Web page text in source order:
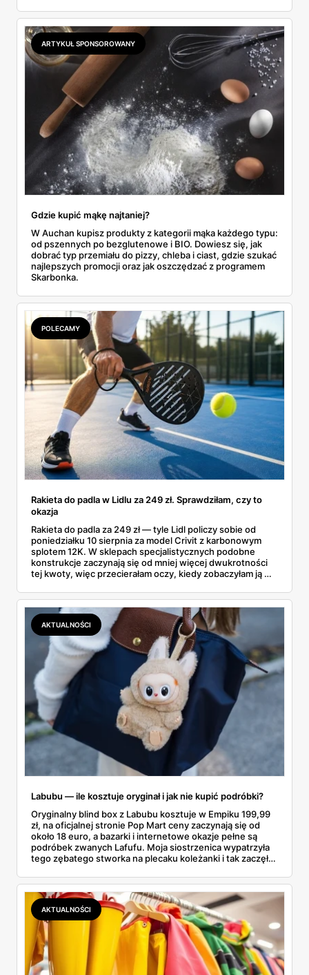
2,99 zł za kilogram, ale wyłącznie w sobotę z aplikacją. Aldi
odpowiada masłem za 2,99 zł. Werdykt w skrócie:
najwięcej wyciśniesz z Biedronki, po świeże warzywa jedź
do Aldi.
ARTYKUŁ SPONSOROWANY
Gdzie kupić mąkę najtaniej?
W Auchan kupisz produkty z kategorii mąka każdego typu:
od pszennych po bezglutenowe i BIO. Dowiesz się, jak
dobrać typ przemiału do pizzy, chleba i ciast, gdzie szukać
najlepszych promocji oraz jak oszczędzać z programem
Skarbonka.
POLECAMY
Rakieta do padla w Lidlu za 249 zł. Sprawdziłam, czy to
okazja
Rakieta do padla za 249 zł — tyle Lidl policzy sobie od
poniedziałku 10 sierpnia za model Crivit z karbonowym
splotem 12K. W sklepach specjalistycznych podobne
konstrukcje zaczynają się od mniej więcej dwukrotności
tej kwoty, więc przecierałam oczy, kiedy zobaczyłam ją w
najszybciej rosnący sport w Polsce: kortów przybywa
lawinowo, a chętnych jeszcze szybciej. Sprawdziłam, co
dokładnie dostajemy za te pieniądze i komu taka rakieta
faktycznie wystarczy.
AKTUALNOŚCI
Labubu — ile kosztuje oryginał i jak nie kupić podróbki?
Oryginalny blind box z Labubu kosztuje w Empiku 199,99
zł, na oficjalnej stronie Pop Mart ceny zaczynają się od
około 18 euro, a bazarki i internetowe okazje pełne są
podróbek zwanych Lafufu. Moja siostrzenica wypatrzyła
tego zębatego stworka na plecaku koleżanki i tak zaczęło
kosztuje i po czym poznać, że sprzedawca nie wciska nam
podróbki. Spisałam wszystko, czego się dowiedziałam —
łącznie z jedną wpadką, o której za chwilę.
AKTUALNOŚCI